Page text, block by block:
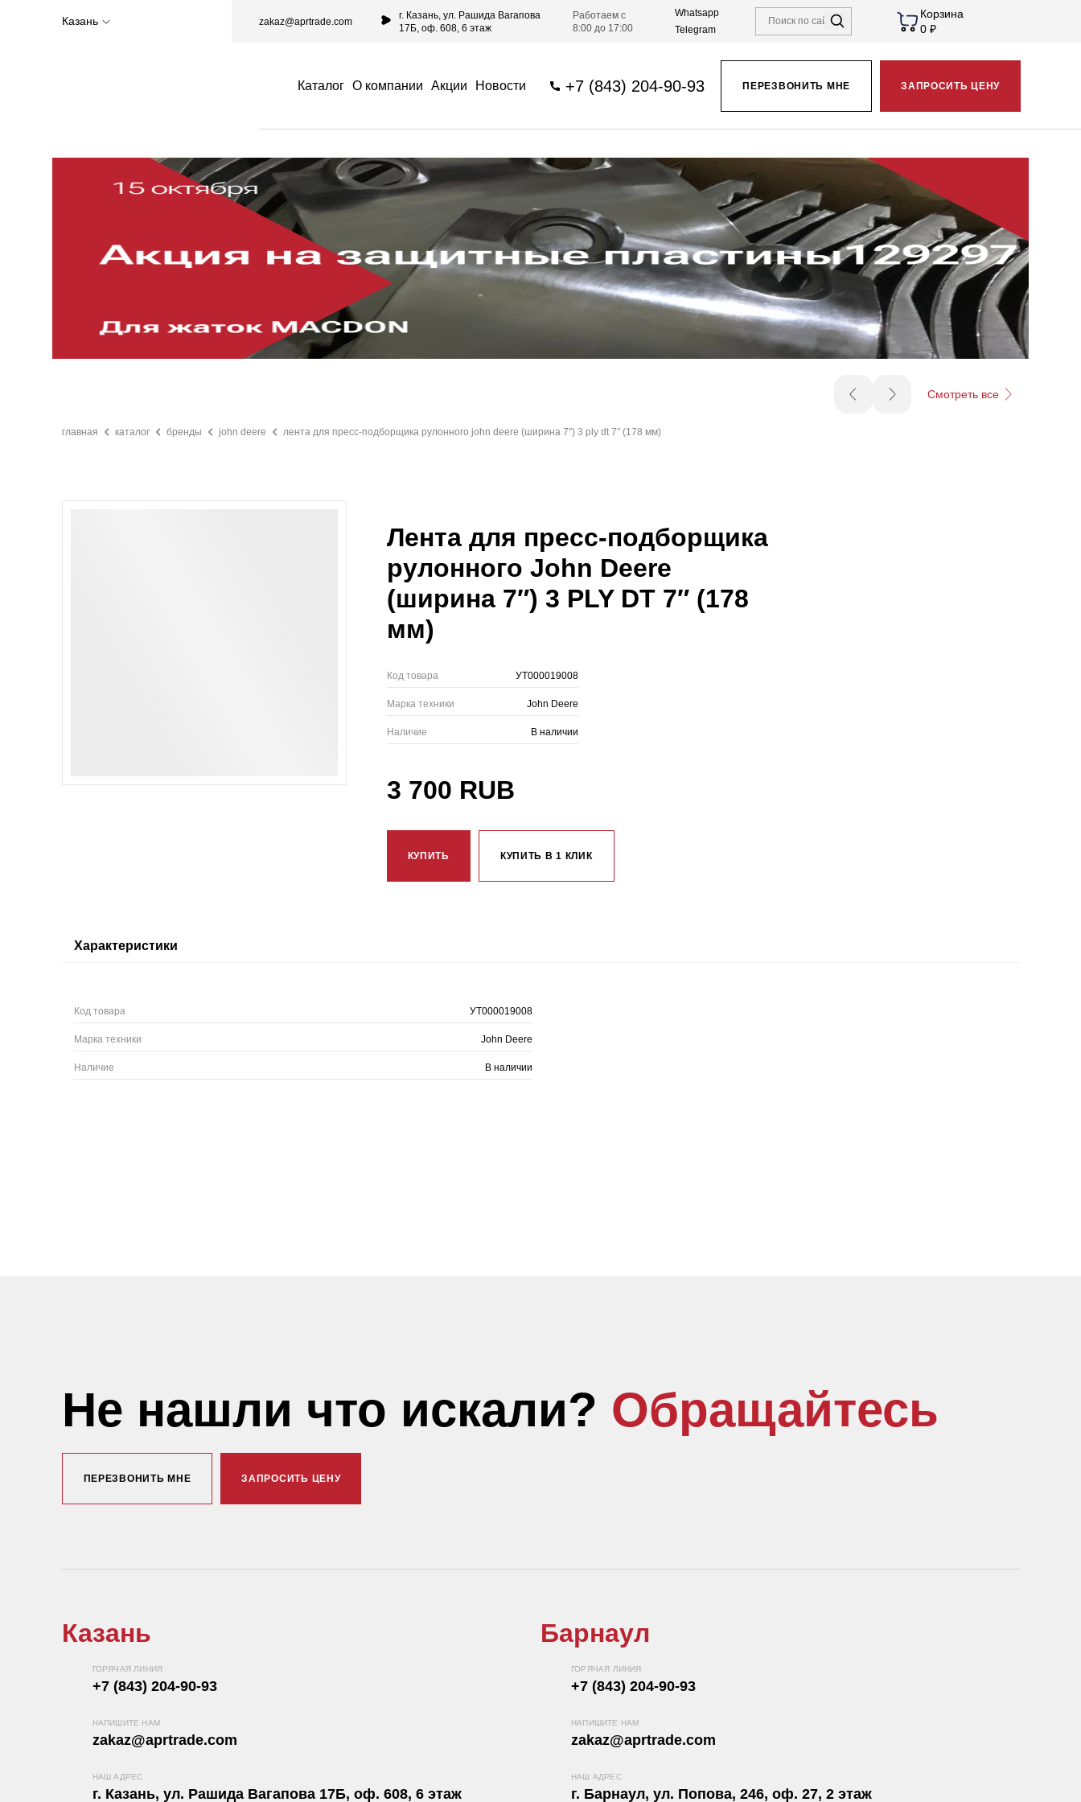
Казань zakaz@aprtrade.com
г. Казань, ул. Рашида Вагапова
17Б, оф. 608, 6 этаж
Работаем с
8:00 до 17:00
Whatsapp
Telegram
Корзина
0 ₽
Каталог О компании Акции Новости +7 (843) 204-90-93 ПЕРЕЗВОНИТЬ МНЕ ЗАПРОСИТЬ ЦЕНУ
Смотреть все
главная каталог бренды john deere лента для пресс-подборщика рулонного john deere (ширина 7″) 3 ply dt 7″ (178 мм)
Лента для пресс-подборщика
рулонного John Deere
(ширина 7″) 3 PLY DT 7″ (178
мм)
Код товара УТ000019008
Марка техники John Deere
Наличие В наличии
3 700 RUB
КУПИТЬ КУПИТЬ В 1 КЛИК
Характеристики
Код товара УТ000019008
Марка техники John Deere
Наличие В наличии
Не нашли что искали? Обращайтесь
ПЕРЕЗВОНИТЬ МНЕ ЗАПРОСИТЬ ЦЕНУ
Казань
ГОРЯЧАЯ ЛИНИЯ
+7 (843) 204-90-93
НАПИШИТЕ НАМ
zakaz@aprtrade.com
НАШ АДРЕС
г. Казань, ул. Рашида Вагапова 17Б, оф. 608, 6 этаж
Барнаул
ГОРЯЧАЯ ЛИНИЯ
+7 (843) 204-90-93
НАПИШИТЕ НАМ
zakaz@aprtrade.com
НАШ АДРЕС
г. Барнаул, ул. Попова, 246, оф. 27, 2 этаж